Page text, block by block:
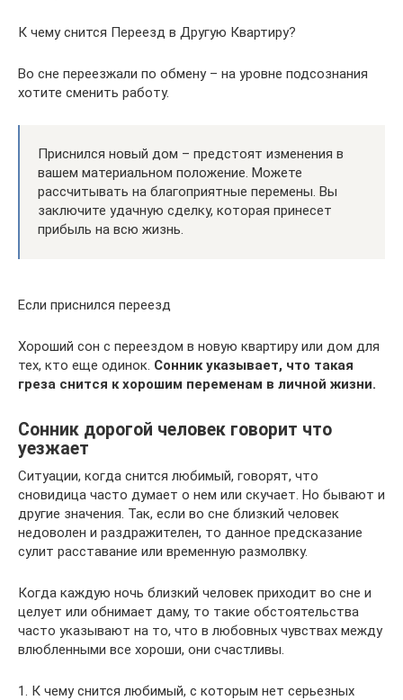
К чему снится Переезд в Другую Квартиру?
Во сне переезжали по обмену – на уровне подсознания
хотите сменить работу.
Приснился новый дом – предстоят изменения в
вашем материальном положение. Можете
рассчитывать на благоприятные перемены. Вы
заключите удачную сделку, которая принесет
прибыль на всю жизнь.
Если приснился переезд
Хороший сон с переездом в новую квартиру или дом для
тех, кто еще одинок. Сонник указывает, что такая
греза снится к хорошим переменам в личной жизни.
Сонник дорогой человек говорит что
уезжает
Ситуации, когда снится любимый, говорят, что
сновидица часто думает о нем или скучает. Но бывают и
другие значения. Так, если во сне близкий человек
недоволен и раздражителен, то данное предсказание
сулит расставание или временную размолвку.
Когда каждую ночь близкий человек приходит во сне и
целует или обнимает даму, то такие обстоятельства
часто указывают на то, что в любовных чувствах между
влюбленными все хороши, они счастливы.
1. К чему снится любимый, с которым нет серьезных